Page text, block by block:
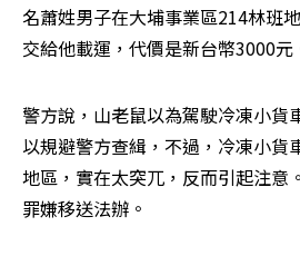
名蕭姓男子在大埔事業區214林班
交給他載運，代價是新台幣3000元
警方說，山老鼠以為駕駛冷凍小貨
以規避警方查緝，不過，冷凍小貨
地區，實在太突兀，反而引起注意
罪嫌移送法辦。